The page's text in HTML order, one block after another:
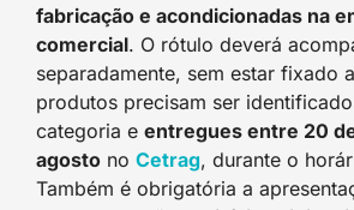
fabricação e acondicionadas na
comercial. O rótulo deverá
separadamente, sem estar fixado
produtos precisam ser
categoria e entregues entre 20
agosto no Cetrag, durante o
Também é obrigatória a